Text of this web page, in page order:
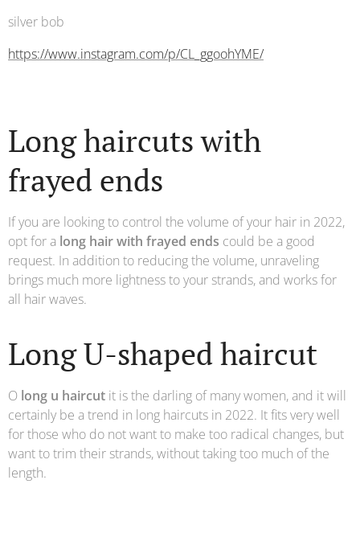
silver bob
https://www.instagram.com/p/CL_ggoohYME/
Long haircuts with
frayed ends
If you are looking to control the volume of your hair in 2022,
opt for a long hair with frayed ends could be a good
request. In addition to reducing the volume, unraveling
brings much more lightness to your strands, and works for
all hair waves.
Long U-shaped haircut
O long u haircut it is the darling of many women, and it will
certainly be a trend in long haircuts in 2022. It fits very well
for those who do not want to make too radical changes, but
want to trim their strands, without taking too much of the
length.